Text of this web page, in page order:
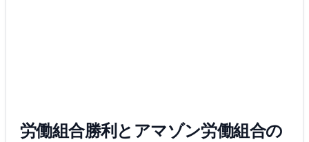
労働組合勝利とアマゾン労働組合の